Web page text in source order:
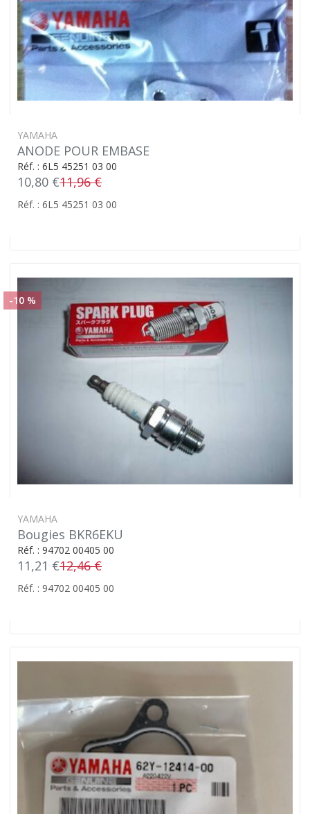
YAMAHA
ANODE POUR EMBASE
Réf. : 6L5 45251 03 00
10,80 €11,96 €
Réf. : 6L5 45251 03 00
-10 %
YAMAHA
Bougies BKR6EKU
Réf. : 94702 00405 00
11,21 €12,46 €
Réf. : 94702 00405 00